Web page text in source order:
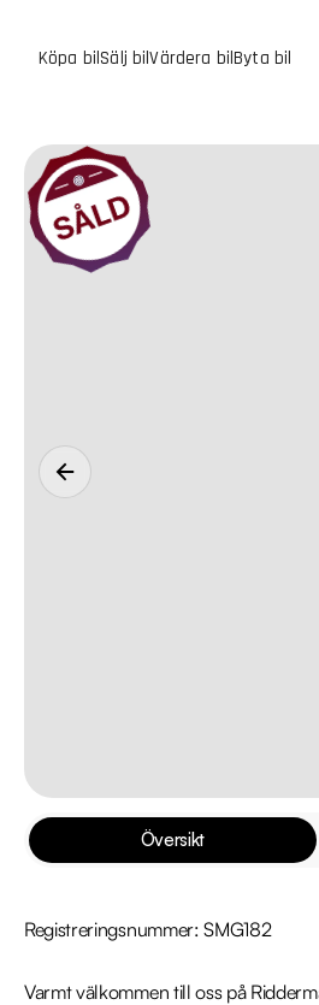
Köpa bilSälj bilVärdera bilByta bil
Översikt
Registreringsnummer: SMG182
Varmt välkommen till oss på